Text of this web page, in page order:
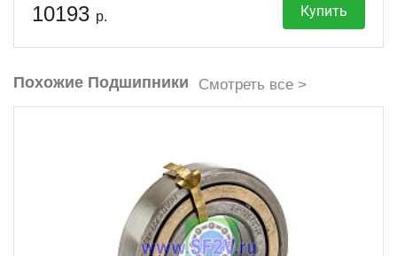
10193 р. Купить
Похожие Подшипники Смотреть все >